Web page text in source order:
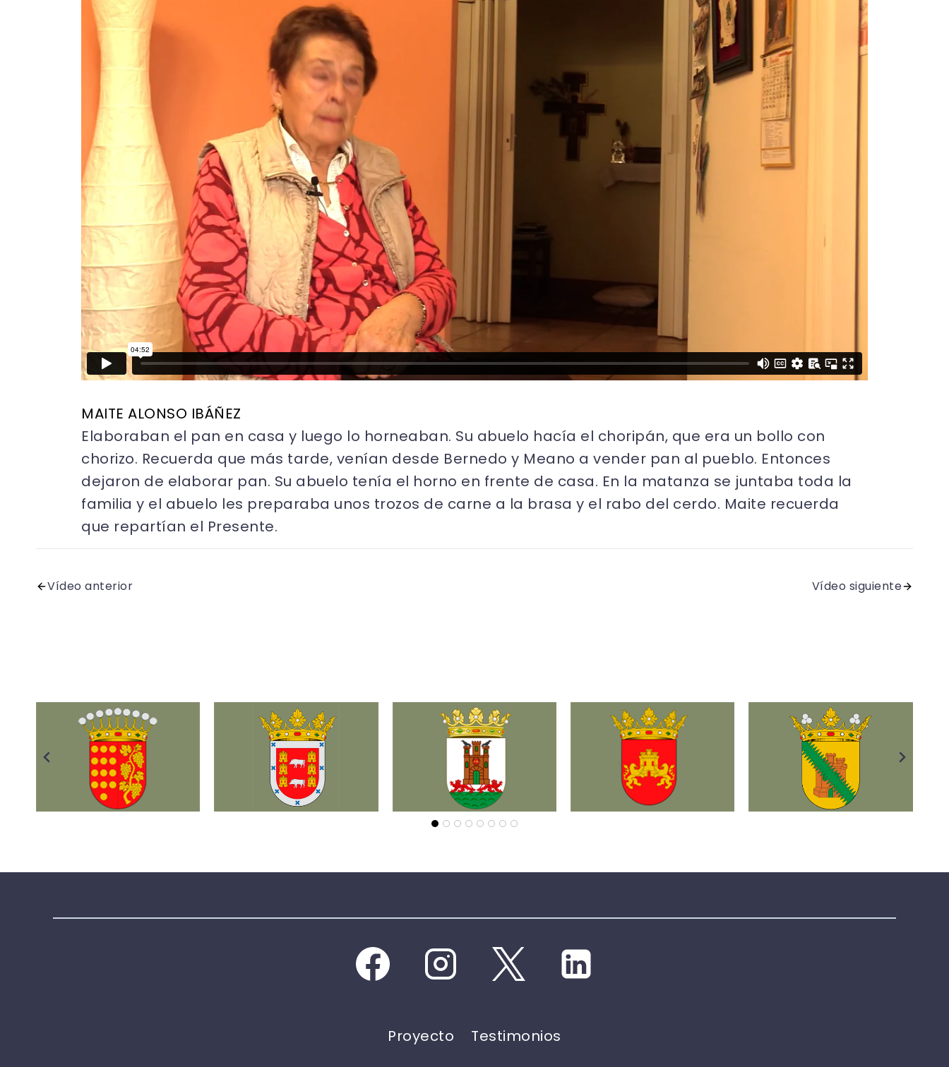
MAITE ALONSO IBÁÑEZ
Elaboraban el pan en casa y luego lo horneaban. Su abuelo hacía el choripán, que era un bollo con
chorizo. Recuerda que más tarde, venían desde Bernedo y Meano a vender pan al pueblo. Entonces
dejaron de elaborar pan. Su abuelo tenía el horno en frente de casa. En la matanza se juntaba toda la
familia y el abuelo les preparaba unos trozos de carne a la brasa y el rabo del cerdo. Maite recuerda
que repartían el Presente.
Vídeo anterior Vídeo siguiente
Proyecto Testimonios